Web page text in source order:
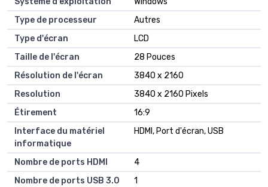
Type de processeur
‎Autres
Type d'écran
‎LCD
Taille de l'écran
‎28 Pouces
Résolution de l'écran
‎3840 x 2160
Resolution
‎3840 x 2160 Pixels
Étirement
‎16:9
Interface du matériel
informatique
‎HDMI, Port d'écran, USB
Nombre de ports HDMI
‎4
Nombre de ports USB 3.0
‎1